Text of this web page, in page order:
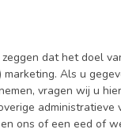
dat het doel
Als u
vragen wij u
ons of een eed of